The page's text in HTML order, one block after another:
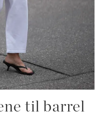
til barrel